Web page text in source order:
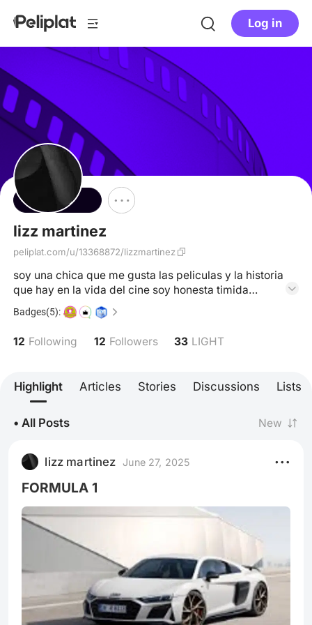
Log in
Follow
lizz martinez
peliplat.com/u/13368872/lizzmartinez
soy una chica que me gusta las peliculas y la historia
que hay en la vida del cine soy honesta timida
tranquila sencilla y tengo redes por si me quieren
seguir de mi vida
Badges(5):
12 Following 12 Followers 33 LIGHT
Highlight Articles Stories Discussions Lists
• All Posts New
lizz martinez June 27, 2025
FORMULA 1